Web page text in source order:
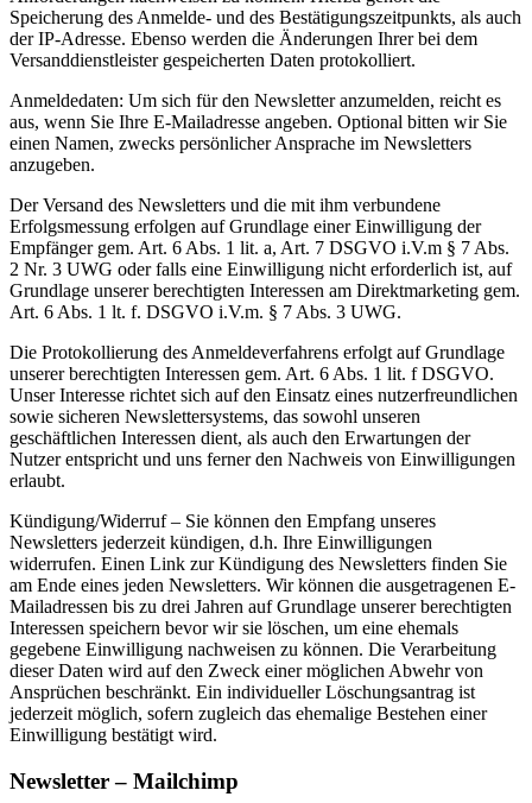
Speicherung des Anmelde- und des Bestätigungszeitpunkts, als auch
der IP-Adresse. Ebenso werden die Änderungen Ihrer bei dem
Versanddienstleister gespeicherten Daten protokolliert.
Anmeldedaten: Um sich für den Newsletter anzumelden, reicht es
aus, wenn Sie Ihre E-Mailadresse angeben. Optional bitten wir Sie
einen Namen, zwecks persönlicher Ansprache im Newsletters
anzugeben.
Der Versand des Newsletters und die mit ihm verbundene
Erfolgsmessung erfolgen auf Grundlage einer Einwilligung der
Empfänger gem. Art. 6 Abs. 1 lit. a, Art. 7 DSGVO i.V.m § 7 Abs.
2 Nr. 3 UWG oder falls eine Einwilligung nicht erforderlich ist, auf
Grundlage unserer berechtigten Interessen am Direktmarketing gem.
Art. 6 Abs. 1 lt. f. DSGVO i.V.m. § 7 Abs. 3 UWG.
Die Protokollierung des Anmeldeverfahrens erfolgt auf Grundlage
unserer berechtigten Interessen gem. Art. 6 Abs. 1 lit. f DSGVO.
Unser Interesse richtet sich auf den Einsatz eines nutzerfreundlichen
sowie sicheren Newslettersystems, das sowohl unseren
geschäftlichen Interessen dient, als auch den Erwartungen der
Nutzer entspricht und uns ferner den Nachweis von Einwilligungen
erlaubt.
Kündigung/Widerruf – Sie können den Empfang unseres
Newsletters jederzeit kündigen, d.h. Ihre Einwilligungen
widerrufen. Einen Link zur Kündigung des Newsletters finden Sie
am Ende eines jeden Newsletters. Wir können die ausgetragenen E-
Mailadressen bis zu drei Jahren auf Grundlage unserer berechtigten
Interessen speichern bevor wir sie löschen, um eine ehemals
gegebene Einwilligung nachweisen zu können. Die Verarbeitung
dieser Daten wird auf den Zweck einer möglichen Abwehr von
Ansprüchen beschränkt. Ein individueller Löschungsantrag ist
jederzeit möglich, sofern zugleich das ehemalige Bestehen einer
Einwilligung bestätigt wird.
Newsletter – Mailchimp